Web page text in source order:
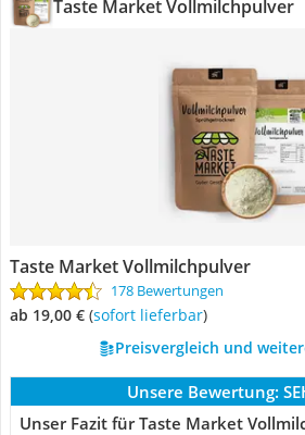
Taste Market Vollmilchpulver
Taste Market Vollmilchpulver
178 Bewertungen
ab 19,00 € ( Sofort lieferbar)
Preisvergleich und
Unsere Bewertung:
Unser Fazit für Taste Market